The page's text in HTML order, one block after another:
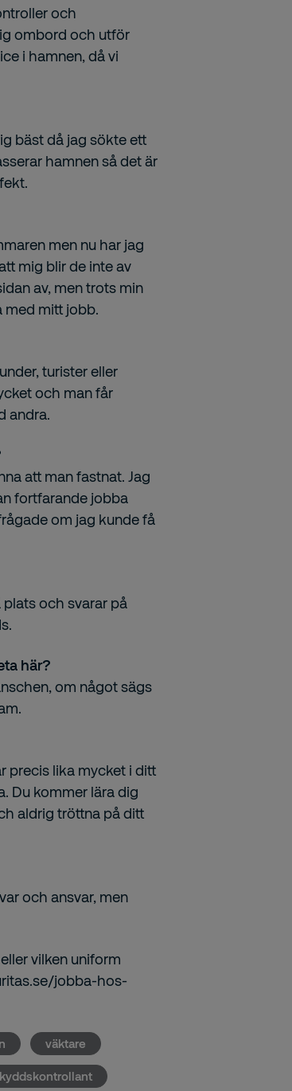
och
ombord och utför
i hamnen, då vi
bäst då jag sökte ett
hamnen så det är
men nu har jag
mig blir de inte av
av, men trots min
med mitt jobb.
turister eller
och man får
andra.
att man fastnat. Jag
fortfarande jobba
om jag kunde få
och svarar på
här?
om något sägs
precis lika mycket i ditt
Du kommer lära dig
aldrig tröttna på ditt
och ansvar, men
vilken uniform
jobba-hos-
väktare